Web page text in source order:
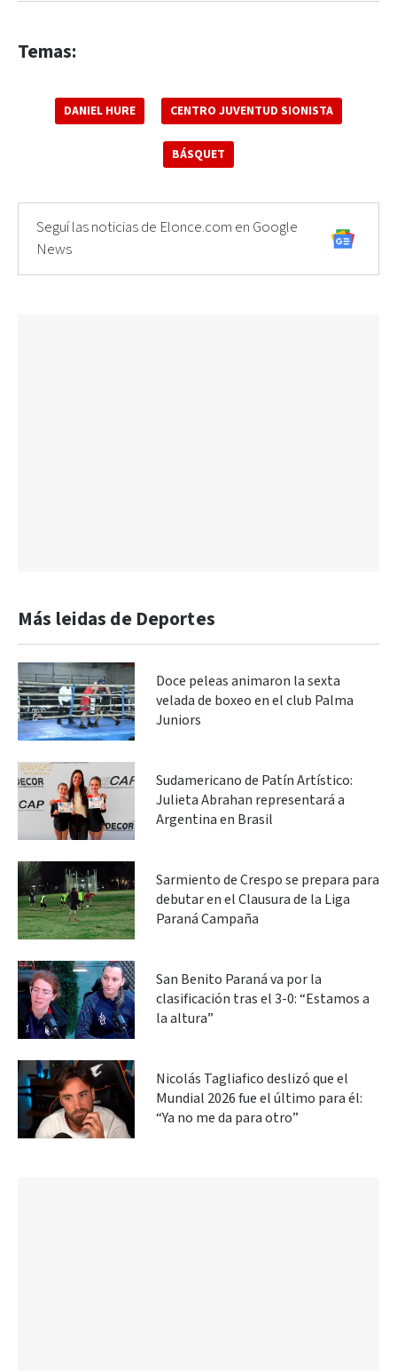
Temas:
DANIEL HURE CENTRO JUVENTUD SIONISTA
BÁSQUET
Seguí las noticias de Elonce.com en Google
News
Más leidas de Deportes
Doce peleas animaron la sexta
velada de boxeo en el club Palma
Juniors
Sudamericano de Patín Artístico:
Julieta Abrahan representará a
Argentina en Brasil
Sarmiento de Crespo se prepara para
debutar en el Clausura de la Liga
Paraná Campaña
San Benito Paraná va por la
clasificación tras el 3-0: “Estamos a
la altura”
Nicolás Tagliafico deslizó que el
Mundial 2026 fue el último para él:
“Ya no me da para otro”